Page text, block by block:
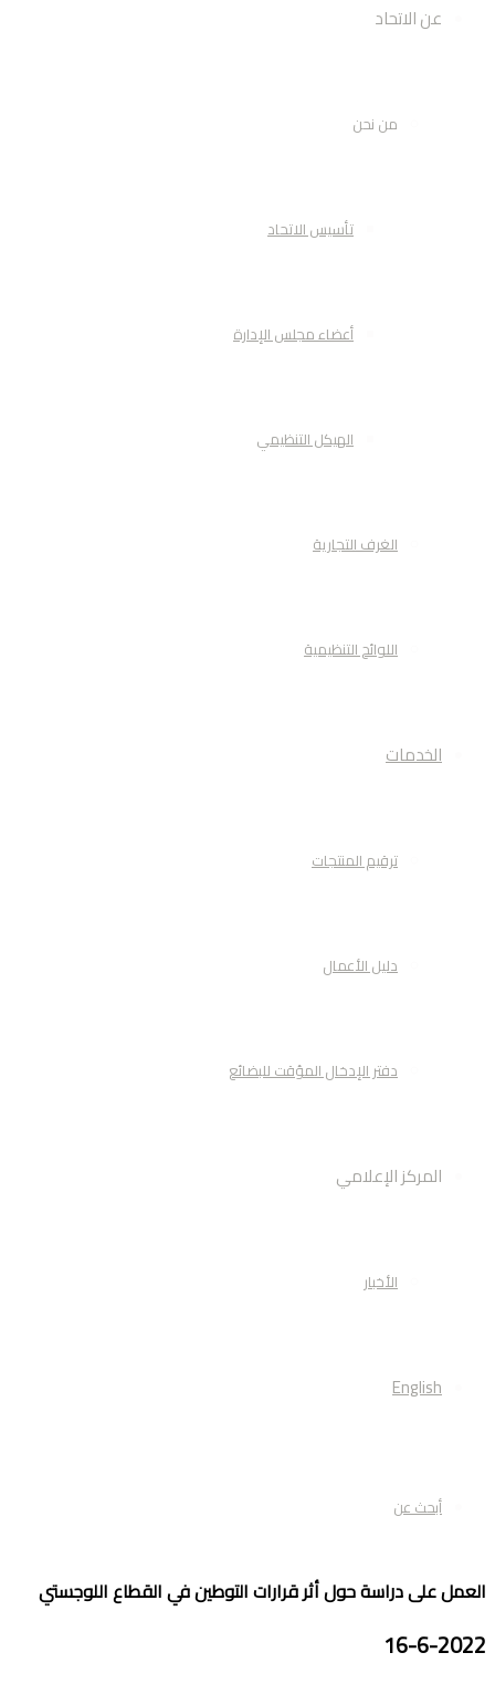
عن الاتحاد
من نحن
تأسيس الاتحاد
أعضاء مجلس الإدارة
الهيكل التنظيمي
الغرف التجارية
اللوائح التنظيمية
الخدمات
ترقيم المنتجات
دليل الأعمال
دفتر الإدخال المؤقت للبضائع
المركز الإعلامي
الأخبار
English
أبحث عن
على دراسة حول أثر قرارات التوطين في القطاع اللوجستي
16-6-